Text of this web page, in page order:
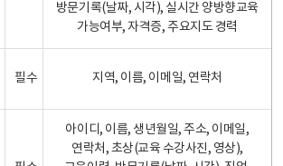
방문기록(날짜, 시각), 실시간 양방향교육
가능여부, 자격증, 주요지도 경력
필수 지역, 이름, 이메일, 연락처
아이디, 이름, 생년월일, 주소, 이메일,
연락처, 초상(교육 수강사진, 영상),